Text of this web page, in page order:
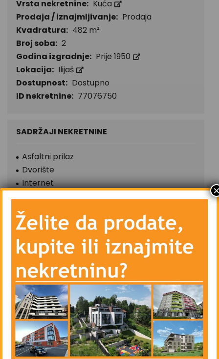
Vrsta nekretnine: Kuća
Prodaja / iznajmljivanje: Prodaja
Kvadratura: 482 m²
Broj soba: 2
Godina izgradnje: Prije 1950
Lokacija: Ilijaš
Dostupnost: Dostupno
ID nekretnine: 77076750
SADRŽAJI NEKRETNINE
Asfaltni prilaz
Dvorište
Internet
Komunalni priključak
Parking (javni)
Uknjiženo
OPIS
CITY Nekretnine prodaje kuću sa dvorištem u
općini Ilijaš, naselje Semizovac, ukupne
površine 67 m2 u osnovi, na zemljištu površine
482 m2.